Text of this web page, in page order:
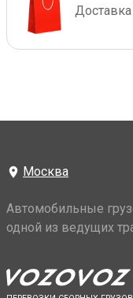
Москва
Автомобильные
одной из ведущих